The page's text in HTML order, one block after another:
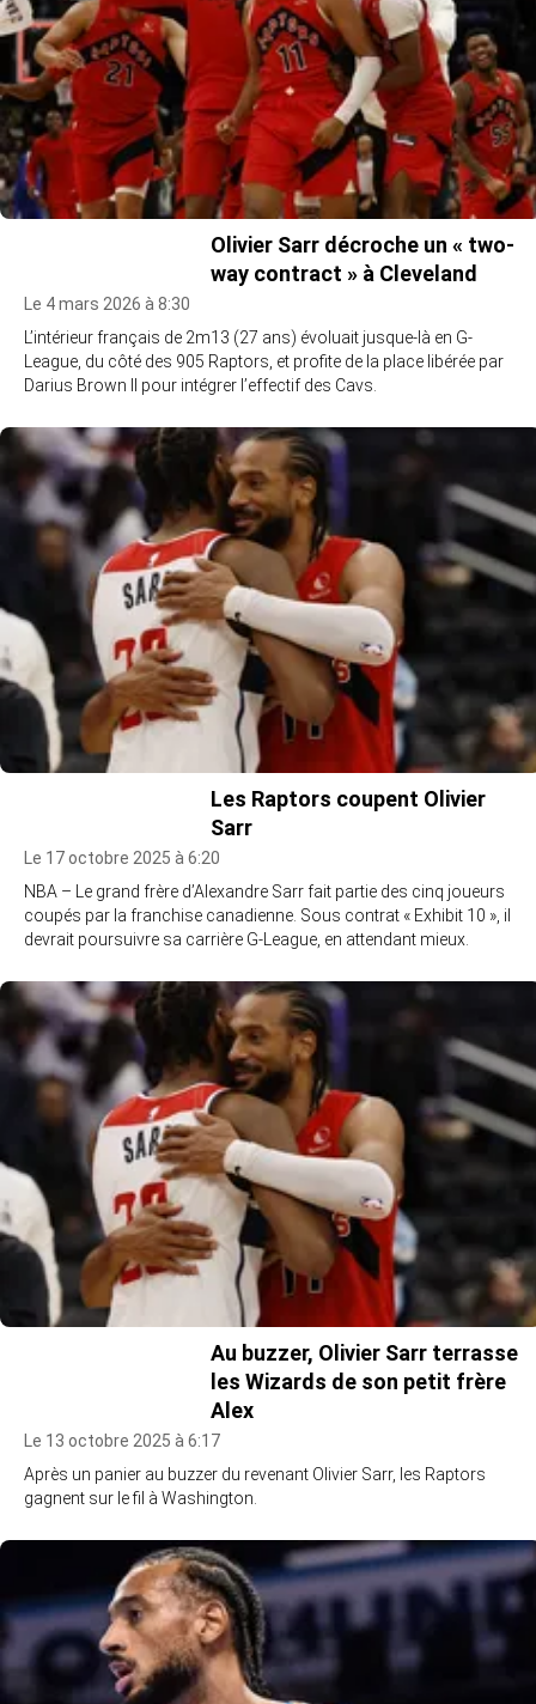
Olivier Sarr décroche un « two-
way contract » à Cleveland
Le 4 mars 2026 à 8:30
L’intérieur français de 2m13 (27 ans) évoluait jusque-là en G-
League, du côté des 905 Raptors, et profite de la place libérée par
Darius Brown II pour intégrer l’effectif des Cavs.
Les Raptors coupent Olivier
Sarr
Le 17 octobre 2025 à 6:20
NBA – Le grand frère d’Alexandre Sarr fait partie des cinq joueurs
coupés par la franchise canadienne. Sous contrat « Exhibit 10 », il
devrait poursuivre sa carrière G-League, en attendant mieux.
Au buzzer, Olivier Sarr terrasse
les Wizards de son petit frère
Alex
Le 13 octobre 2025 à 6:17
Après un panier au buzzer du revenant Olivier Sarr, les Raptors
gagnent sur le fil à Washington.